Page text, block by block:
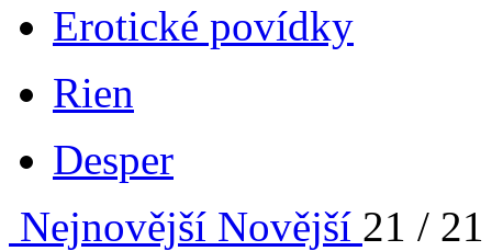
Erotické povídky
Rien
Desper
Nejnovější Novější 21 / 21